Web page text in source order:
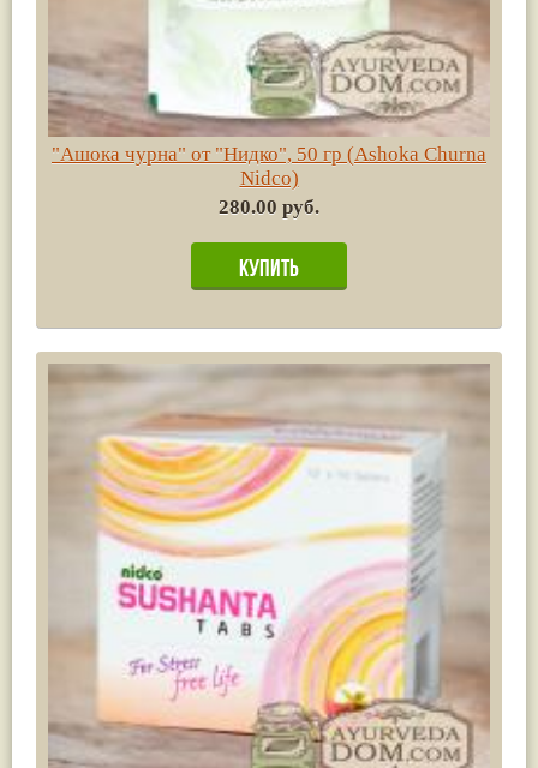
"Ашока чурна" от "Нидко", 50 гр (Ashoka Churna
Nidco)
280.00 руб.